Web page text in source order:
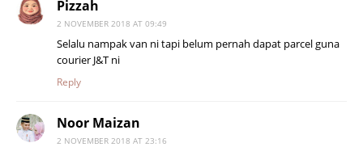
Pizzah
2 NOVEMBER 2018 AT 09:49
Selalu nampak van ni tapi belum pernah dapat parcel guna
courier J&T ni
Reply
Noor Maizan
2 NOVEMBER 2018 AT 23:16